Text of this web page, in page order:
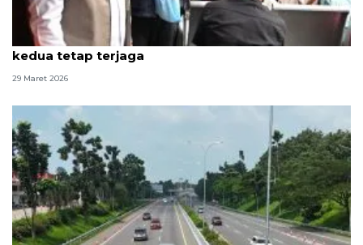
Dirut ASDP tegaskan layanan arus balik gelombang
kedua tetap terjaga
29 Maret 2026